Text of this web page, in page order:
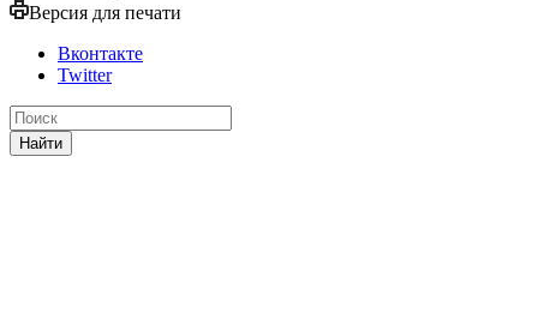
Версия для печати
Вконтакте
Twitter
Найти